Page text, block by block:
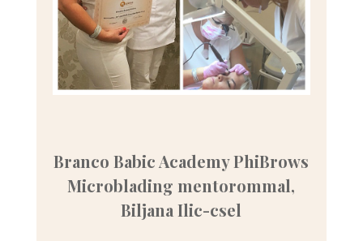
Branco Babic Academy PhiBrows
Microblading mentorommal,
Biljana Ilic-csel